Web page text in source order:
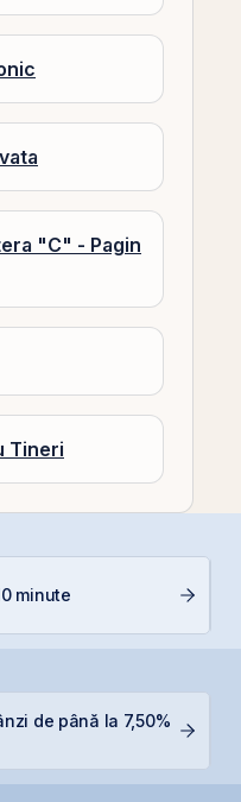
"C" - Pagin
Tineri
minute
de până la 7,50%